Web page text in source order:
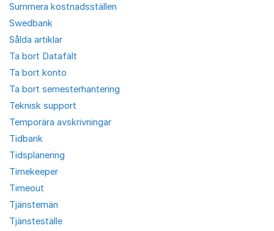
Summera kostnadsställen
Swedbank
Sålda artiklar
Ta bort Datafält
Ta bort konto
Ta bort semesterhantering
Teknisk support
Temporära avskrivningar
Tidbank
Tidsplanering
Timekeeper
Timeout
Tjänstemän
Tjänsteställe